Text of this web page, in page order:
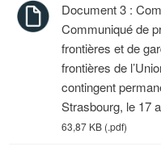
Document 3 :
Communiqué de
frontières et de
frontières de
contingent
Strasbourg, le 17
63,87 KB (.pdf)